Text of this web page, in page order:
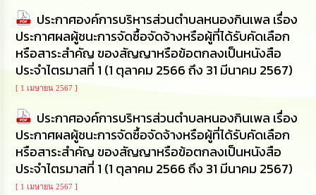
การ
จัด
ซื้อ
จัด
จ้าง
เงิน
การ
คลัง
นโยบาย
No
ประกาศองค์การบริหารส่วนตำบลหนองกินเพล เรื่อง
ประกาศผลผู้ชนะการจัดซื้อจัดจ้างหรือผู้ที่ได้รับคัดเลือก
หรือสาระสำคัญ ของสัญญาหรือข้อตกลงเป็นหนังสือ
ประจำไตรมาสที่ 1 (1 ตุลาคม 2566 ถึง 31 มีนาคม 2567)
[ 1 เมษายน 2567 ]
ประกาศองค์การบริหารส่วนตำบลหนองกินเพล เรื่อง
ประกาศผลผู้ชนะการจัดซื้อจัดจ้างหรือผู้ที่ได้รับคัดเลือก
หรือสาระสำคัญ ของสัญญาหรือข้อตกลงเป็นหนังสือ
ประจำไตรมาสที่ 1 (1 ตุลาคม 2566 ถึง 31 มีนาคม 2567)
[ 1 เมษายน 2567 ]